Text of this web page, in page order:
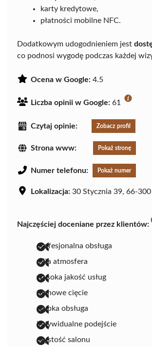
karty kredytowe,
płatności mobilne NFC.
Dodatkowym udogodnieniem jest
co podnosi wygodę podczas każdej
Ocena w Google: 4.5
Liczba opinii w Google: 61
Czytaj opinie: Zobacz profil
Strona www: Pokaż stronę
Numer telefonu: Pokaż numer
Lokalizacja: 30 Stycznia 39, 66-
Najczęściej doceniane przez klientów:
profesjonalna obsługa
miła atmosfera
wysoka jakość usług
fachowe cięcie
szybka obsługa
indywidualne podejście
czystość salonu